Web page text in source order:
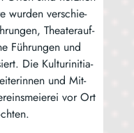
wur­den ver­schie­
Thea­ter­auf­
Füh­run­gen und
Die Kul­tur­in­itia­
und Mit­
vor Ort